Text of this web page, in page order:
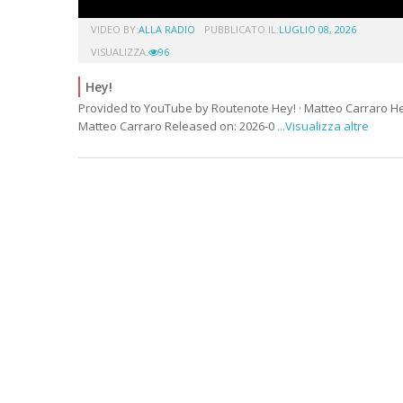
VIDEO BY:ALLA RADIO PUBBLICATO IL:LUGLIO 08, 2026
VISUALIZZA:
96
Hey!
Provided to YouTube by Routenote Hey! · Matteo Carraro
Matteo Carraro Released on: 2026-0 ...Visualizza altre